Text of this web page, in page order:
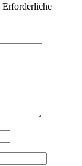
Erforderliche